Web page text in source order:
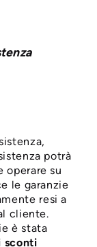
potrà
operare su
le garanzie
resi a
cliente.
è stata
sconti